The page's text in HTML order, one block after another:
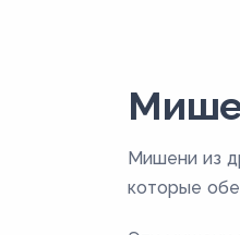
Мишени из
которые